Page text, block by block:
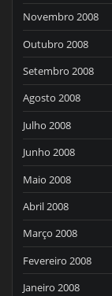
Novembro 2008
Outubro 2008
Setembro 2008
Agosto 2008
Julho 2008
Junho 2008
Maio 2008
Abril 2008
Março 2008
Fevereiro 2008
Janeiro 2008